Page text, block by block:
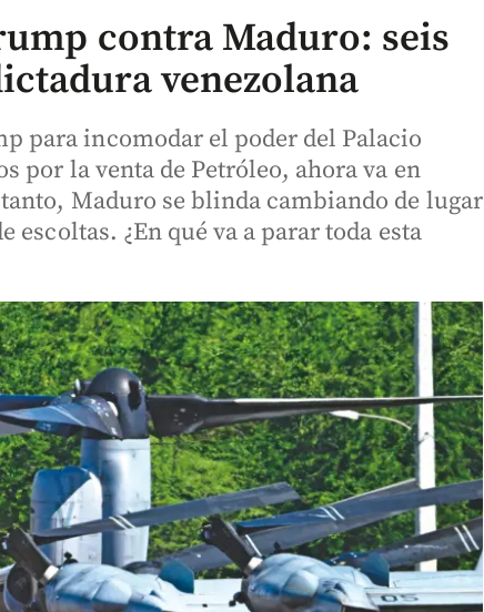
contra Maduro: seis
venezolana
para incomodar el poder del Palacio
por la venta de Petróleo, ahora va en
Maduro se blinda cambiando de lugar
escoltas. ¿En qué va a parar toda esta